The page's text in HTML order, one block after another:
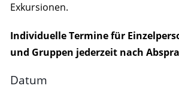
Exkursionen.
Individuelle Termine für
und Gruppen jederzeit nach
Datum